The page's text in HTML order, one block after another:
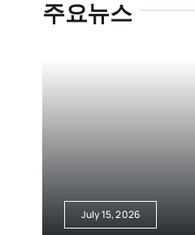
주요뉴스
July 15, 2026